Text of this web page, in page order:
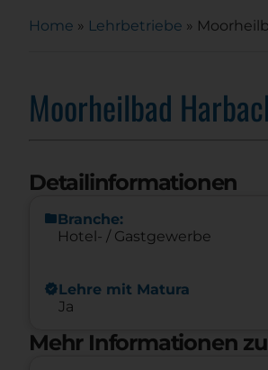
Home » Lehrbetriebe »
Moorheilbad
Detailinformationen
folderBranche:
Hotel- / Gastgewerbe
new_releasesLehre mit Matura
Ja
Mehr Informationen